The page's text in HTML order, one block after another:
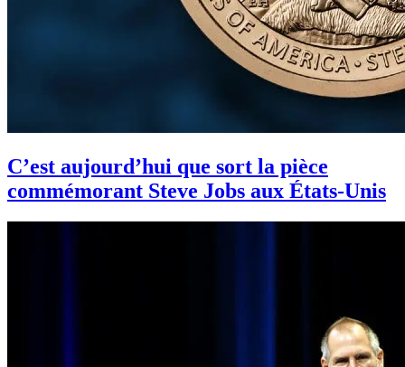
C’est aujourd’hui que sort la pièce
commémorant Steve Jobs aux États-Unis